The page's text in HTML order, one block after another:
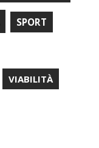
SPORT
VIABILITÀ